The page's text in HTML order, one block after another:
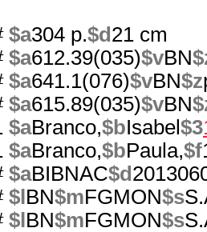
$a304 p.$d 21 cm
$a612.39(035)$vBN
$a641.1(076)$vBN$z
$a615.89(035)$vBN
$aBranco,$bIsabel $3
$aBranco,$bPaula,$f
$aBIBNAC$d
$l BN$mFGMON$s
$l BN$mFGMON$s